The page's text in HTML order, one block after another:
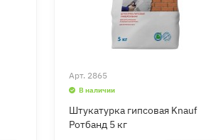
Арт. 2865
В наличии
Штукатурка гипсовая Knauf
Ротбанд 5 кг